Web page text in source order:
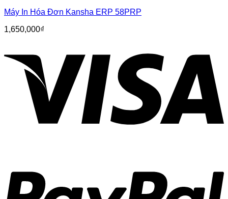
Máy In Hóa Đơn Kansha ERP 58PRP
1,650,000₫